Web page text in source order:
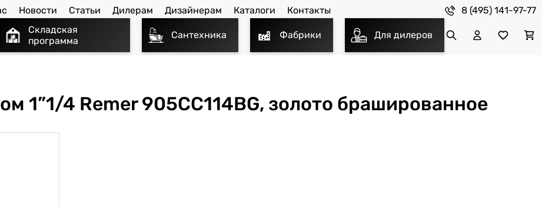
Новости Статьи Дилерам Дизайнерам Каталоги Контакты 8 (495) 141-97-77
Складская
программа
Сантехника Фабрики Для дилеров
1”1/4 Remer 905CC114BG, золото брашированное